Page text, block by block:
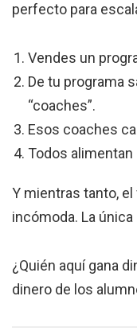
perfecto para
Vendes un
De tu programa
“coaches”.
Esos coaches
Todos
Y mientras tanto,
incómoda. La
¿Quién aquí gana
dinero de los